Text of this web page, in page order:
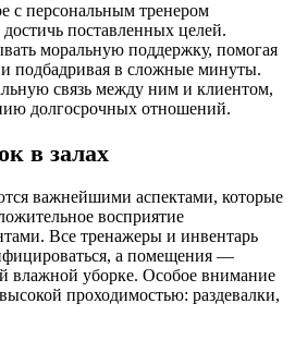
с персональным тренером
поставленных целей.
моральную поддержку, помогая
и подбадривая в сложные минуты.
связь между ним и клиентом,
долгосрочных отношений.
в залах
важнейшими аспектами, которые
восприятие
Все тренажеры и инвентарь
а помещения —
влажной уборке. Особое внимание
проходимостью: раздевалки,